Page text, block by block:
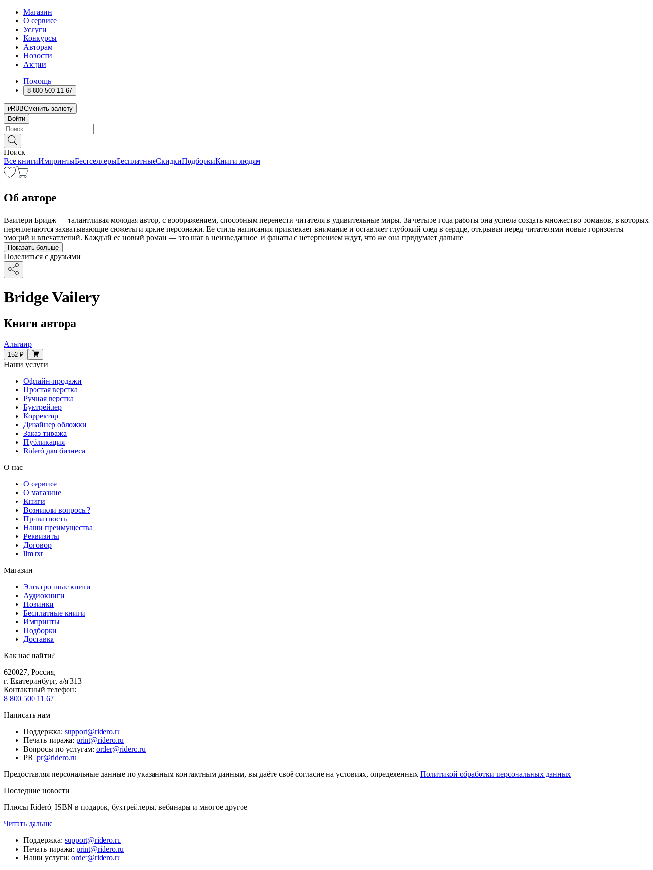
Магазин
О сервисе
Услуги
Конкурсы
Авторам
Новости
Акции
Помощь
8 800 500 11 67
RUBСменить валюту
Войти
Поиск
Все книгиИмпринтыБестселлерыБесплатныеСкидкиПодборкиКниги людям
Об авторе
Вайлери Бридж — талантливая молодая автор, с воображением, способным перенести читателя в удивительные миры. За четыре года работы она успела создать множество романов, в которых
переплетаются захватывающие сюжеты и яркие персонажи. Ее стиль написания привлекает внимание и оставляет глубокий след в сердце, открывая перед читателями новые горизонты
эмоций и впечатлений. Каждый ее новый роман — это шаг в неизведанное, и фанаты с нетерпением ждут, что же она придумает дальше.
Показать больше
Поделиться с друзьями
Bridge Vailery
Книги автора
Альтаир
152 ₽
Наши услуги
Офлайн-продажи
Простая верстка
Ручная верстка
Буктрейлер
Корректор
Дизайнер обложки
Заказ тиража
Публикация
Rideró для бизнеса
О нас
О сервисе
О магазине
Книги
Возникли вопросы?
Приватность
Наши преимущества
Реквизиты
Договор
llm.txt
Магазин
Электронные книги
Аудиокниги
Новинки
Бесплатные книги
Импринты
Подборки
Доставка
Как нас найти?
620027, Россия,
г. Екатеринбург, а/я 313
Контактный телефон:
8 800 500 11 67
Написать нам
Поддержка: support@ridero.ru
Печать тиража: print@ridero.ru
Вопросы по услугам: order@ridero.ru
PR: pr@ridero.ru
Предоставляя персональные данные по указанным контактным данным, вы даёте своё согласие на условиях, определенных Политикой обработки персональных данных
Последние новости
Плюсы Rideró, ISBN в подарок, буктрейлеры, вебинары и многое другое
Читать дальше
Поддержка: support@ridero.ru
Печать тиража: print@ridero.ru
Наши услуги: order@ridero.ru